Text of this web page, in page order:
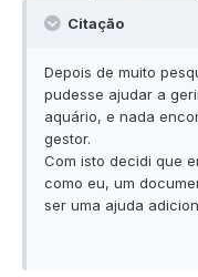
Citação
Depois de muito
pudesse ajudar a
aquário, e nada
gestor.
Com isto decidi que
como eu, um
ser uma ajuda